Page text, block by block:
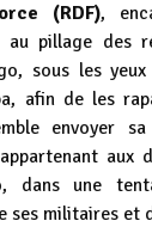
(RDF),
au pillage des
sous les
afin de les
envoyer
aux
dans une
ses militaires et